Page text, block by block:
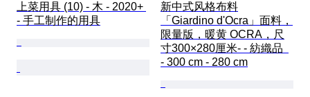
上菜用具 (10) - 木 - 2020+
- 手工制作的用具
新中式风格布料
「Giardino d'Ocra」面料，
限量版，暖黄 OCRA，尺
寸300×280厘米- - 紡織品
- 300 cm - 280 cm